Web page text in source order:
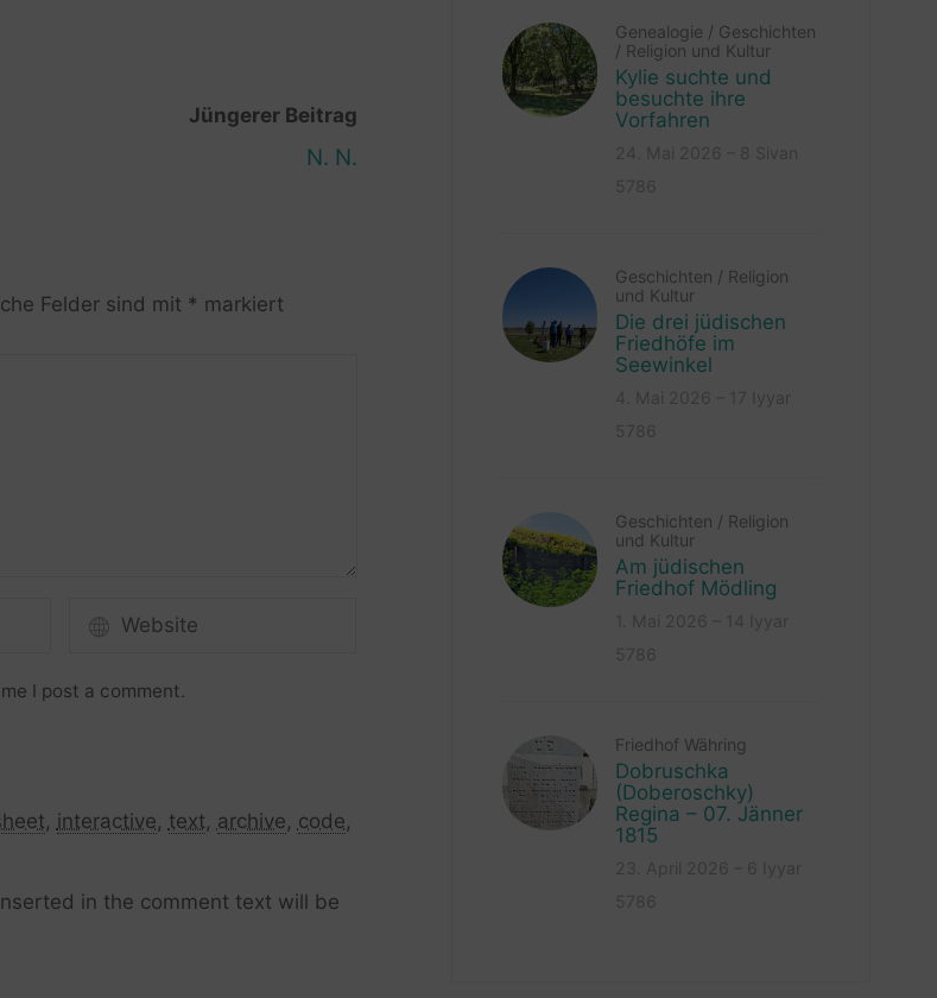
Jüngerer Beitrag
N. N.
Felder sind mit * markiert
I post a comment.
, interactive, text, archive, code,
in the comment text will be
Genealogie / Geschichten
/ Religion und Kultur
Kylie suchte und
besuchte ihre
Vorfahren
Geschichten / Religion
und Kultur
Die drei jüdischen
Friedhöfe im
Seewinkel
Geschichten / Religion
und Kultur
Am jüdischen
Friedhof Mödling
Friedhof Währing
Dobruschka
(Doberoschky)
Regina – 07. Jänner
1815